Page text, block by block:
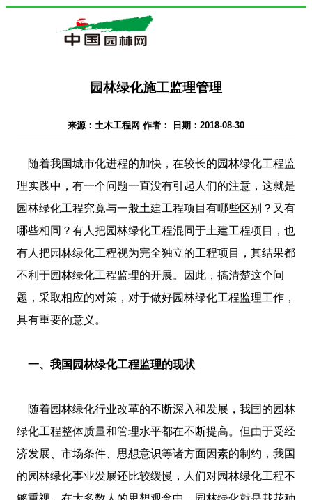
园林绿化施工监理管理
来源：土木工程网 作者： 日期：2018-08-30
随着我国城市化进程的加快，在较长的园林绿化工程监
理实践中，有一个问题一直没有引起人们的注意，这就是
园林绿化工程究竟与一般土建工程项目有哪些区别？又有
哪些相同？有人把园林绿化工程混同于土建工程项目，也
有人把园林绿化工程视为完全独立的工程项目，其结果都
不利于园林绿化工程监理的开展。因此，搞清楚这个问
题，采取相应的对策，对于做好园林绿化工程监理工作，
具有重要的意义。
一、我国园林绿化工程监理的现状
随着园林绿化行业改革的不断深入和发展，我国的园林
绿化工程整体质量和管理水平都在不断提高。但由于受经
济发展、市场条件、思想意识等诸方面因素的制约，我国
的园林绿化事业发展还比较缓慢，人们对园林绿化工程不